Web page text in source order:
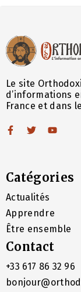
Le site
d’informations
France et dans
Catégories
Actualités
Apprendre
Être ensemble
Contact
+33 617 86 32 96